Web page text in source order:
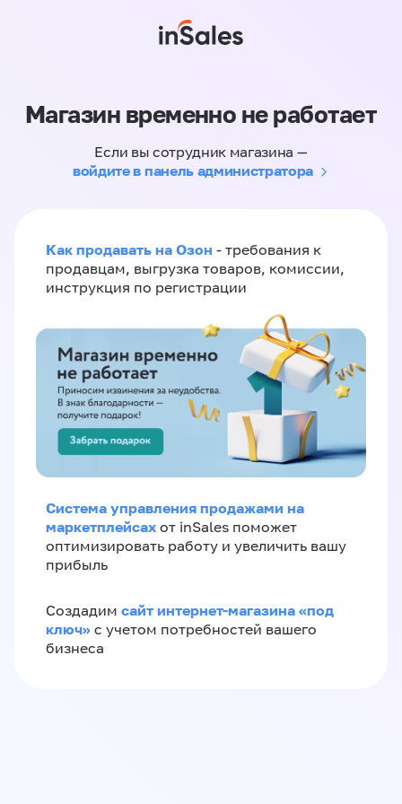
Магазин временно не работает
Если вы сотрудник магазина —
войдите в панель администратора
Как продавать на Озон - требования к
продавцам, выгрузка товаров, комиссии,
инструкция по регистрации
Система управления продажами на
маркетплейсах от inSales поможет
оптимизировать работу и увеличить вашу
прибыль
Создадим сайт интернет-магазина «под
ключ» с учетом потребностей вашего
бизнеса